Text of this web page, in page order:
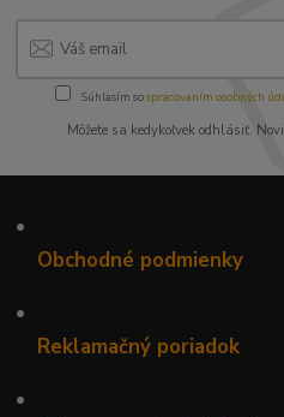
Súhlasím sospracovaním osobných
Môžete sa kedykoľvek odhlásiť.
•
Obchodné podmienky
•
Reklamačný poriadok
•